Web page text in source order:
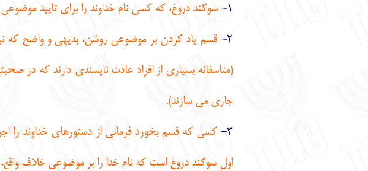
1- سوگند دروغ، كه كسي نام خداوند را براي تاييد
2- قسم ياد كردن بر موضوعي روشن، بديهي و واضح كه
(متاسفانه بسياري از افراد عادت ناپسندي دارند كه در
جاري مي سازند).
3- كسي كه قسم بخورد فرماني از دستورهاي خداوند را
اولِ سوگند دروغ است كه نام خدا را بر موضوعي خلاف